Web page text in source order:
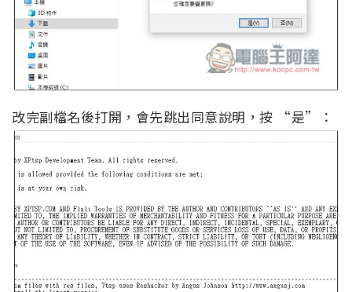
改完副檔名後打開，會先跳出同意說明，按 “是”：